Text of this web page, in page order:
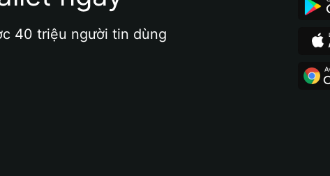
40 triệu người tin dùng